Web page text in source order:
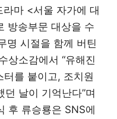
마 <서울 자가에 대
방송부문 대상을 수
명 시절을 함께 버틴
상소감에서 “유해진
를 붙이고, 조치원
날이 기억난다”며
후 류승룡은 SNS에